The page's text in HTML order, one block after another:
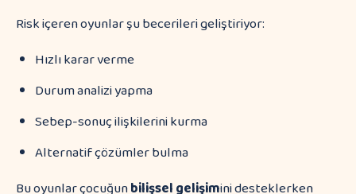
Risk içeren oyunlar şu becerileri geliştiriyor:
Hızlı karar verme
Durum analizi yapma
Sebep-sonuç ilişkilerini kurma
Alternatif çözümler bulma
Bu oyunlar çocuğunbilişsel gelişimini desteklerken